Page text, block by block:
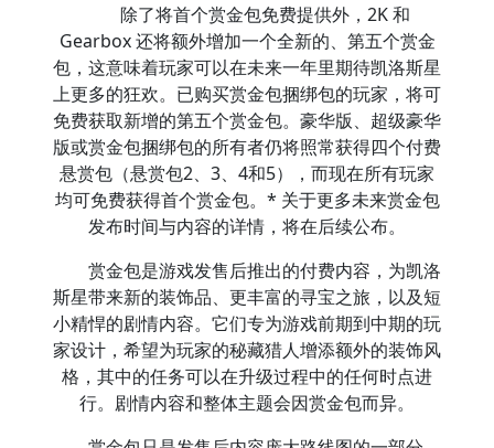
除了将首个赏金包免费提供外，2K 和
Gearbox 还将额外增加一个全新的、第五个赏金
包，这意味着玩家可以在未来一年里期待凯洛斯星
上更多的狂欢。已购买赏金包捆绑包的玩家，将可
免费获取新增的第五个赏金包。豪华版、超级豪华
版或赏金包捆绑包的所有者仍将照常获得四个付费
悬赏包（悬赏包2、3、4和5），而现在所有玩家
均可免费获得首个赏金包。* 关于更多未来赏金包
发布时间与内容的详情，将在后续公布。
赏金包是游戏发售后推出的付费内容，为凯洛
斯星带来新的装饰品、更丰富的寻宝之旅，以及短
小精悍的剧情内容。它们专为游戏前期到中期的玩
家设计，希望为玩家的秘藏猎人增添额外的装饰风
格，其中的任务可以在升级过程中的任何时点进
行。剧情内容和整体主题会因赏金包而异。